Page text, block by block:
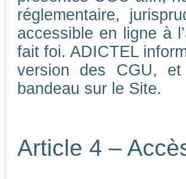
réglementaire,
accessible en ligne à
fait foi. ADICTEL
version des CGU, et
bandeau sur le Site.
Article 4 –